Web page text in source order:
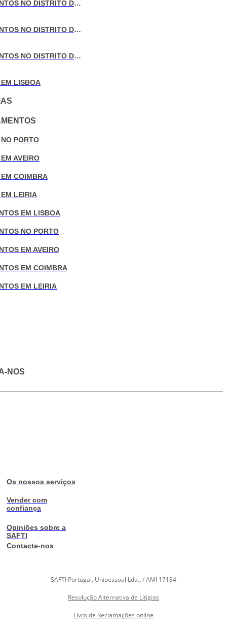
VENDA DE APARTAMENTOS NO DISTRITO DE AVEIRO
VENDA DE APARTAMENTOS NO DISTRITO DE COIMBRA
VENDA DE APARTAMENTOS NO DISTRITO DE LEIRIA
LISBOA
PORTO
AVEIRO
COIMBRA
LEIRIA
EM LISBOA
NO PORTO
EM AVEIRO
EM COIMBRA
EM LEIRIA
NOS
Os nossos serviços
Vender com
confiança
Opiniões sobre a
SAFTI
Contacte-nos
SAFTI Portugal, Unipessoal Lda., / AMI 17184
Resolução Alternativa de Litígios
Livro de Reclamações online